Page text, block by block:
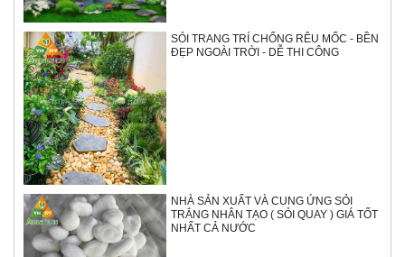
SỎI TRANG TRÍ CHỐNG RÊU MỐC - BỀN
ĐẸP NGOÀI TRỜI - DỄ THI CÔNG
NHÀ SẢN XUẤT VÀ CUNG ỨNG SỎI
TRẮNG NHÂN TẠO ( SỎI QUAY ) GIÁ TỐT
NHẤT CẢ NƯỚC